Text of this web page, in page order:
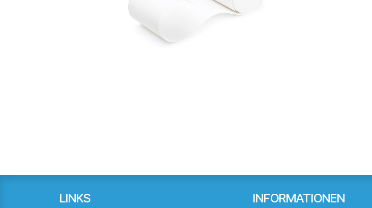
LINKS INFORMATIONEN